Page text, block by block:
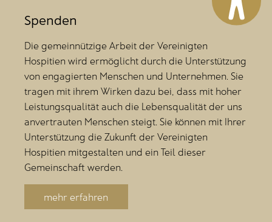
Spenden
Die gemeinnützige Arbeit der Vereinigten
Hospitien wird ermöglicht durch die Unterstützung
von engagierten Menschen und Unternehmen. Sie
tragen mit ihrem Wirken dazu bei, dass mit hoher
Leistungsqualität auch die Lebensqualität der uns
anvertrauten Menschen steigt. Sie können mit Ihrer
Unterstützung die Zukunft der Vereinigten
Hospitien mitgestalten und ein Teil dieser
Gemeinschaft werden.
mehr erfahren